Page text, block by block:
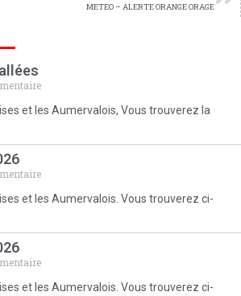
METEO – ALERTE ORANGE ORAGE
et les Aumervalois, Vous trouverez la
et les Aumervalois. Vous trouverez ci-
et les Aumervalois. Vous trouverez ci-